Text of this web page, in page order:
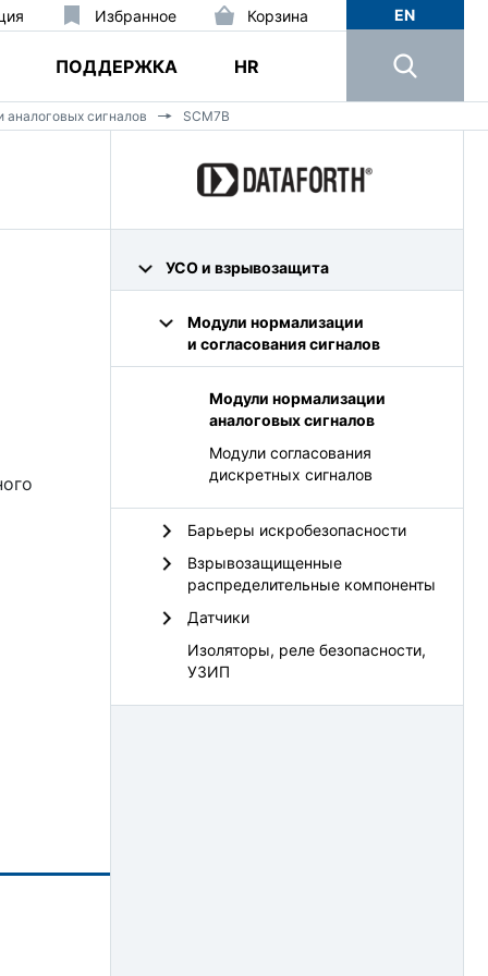
Избранное Корзина
ПОДДЕРЖКА HR
EN
сигналов SCM7B
УСО и взрывозащита
Модули нормализации
и согласования сигналов
Модули нормализации
аналоговых сигналов
Модули согласования
дискретных сигналов
Барьеры искробезопасности
Взрывозащищенные
распределительные компоненты
Датчики
Изоляторы, реле безопасности,
УЗИП